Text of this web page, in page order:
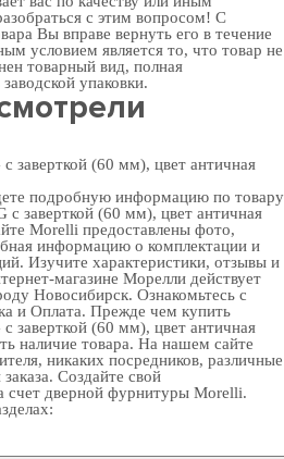
с этим вопросом! С
Вы вправе вернуть его в течение
условием является то, что товар не
товарный вид, полная
упаковки.
заверткой (60 мм), цвет античная
подробную информацию по товару
заверткой (60 мм), цвет античная
Morelli предоставлены фото,
информацию о комплектации и
Изучите характеристики, отзывы и
магазине Морелли действует
Новосибирск. Ознакомьтесь с
и Оплата. Прежде чем купить
заверткой (60 мм), цвет античная
наличие товара. На нашем сайте
никаких посредников, различные
Создайте свой
счет дверной фурнитуры Morelli.